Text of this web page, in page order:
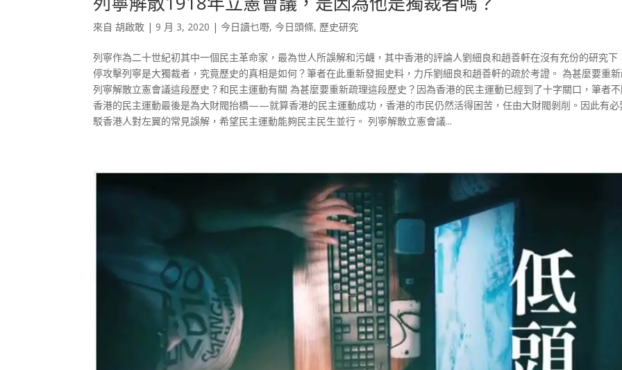
來自胡啟敢 | 9 月 3, 2020 |今日讀乜嘢,今日頭條, 歷史研究
列寧作為二十世紀初其中一個民主革命家，最為世人所誤解和污衊，其中香港的評論人劉細良和趙善軒在沒有充份的研究下
停攻擊列寧是大獨裁者，究竟歷史的真相是如何？筆者在此重新發掘史料，力斥劉細良和趙善軒的疏於考證。 為甚麼要重
列寧解散立憲會議這段歷史？和民主運動有關 為甚麼要重新疏理這段歷史？因為香港的民主運動已經到了十字關口，筆者
香港的民主運動最後是為大財閥抬橋——就算香港的民主運動成功，香港的市民仍然活得困苦，任由大財閥剝削。因此有必
駁香港人對左翼的常見誤解，希望民主運動能夠民主民生並行。 列寧解散立憲會議...